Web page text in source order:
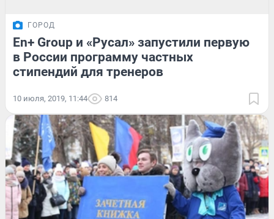
ГОРОД
En+ Group и «Русал» запустили первую
в России программу частных
стипендий для тренеров
10 июля, 2019, 11:44 814